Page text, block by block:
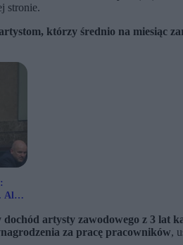
stronie.
którzy średnio na miesiąc
Ale
artysty zawodowego z 3 lat
za pracę pracowników,